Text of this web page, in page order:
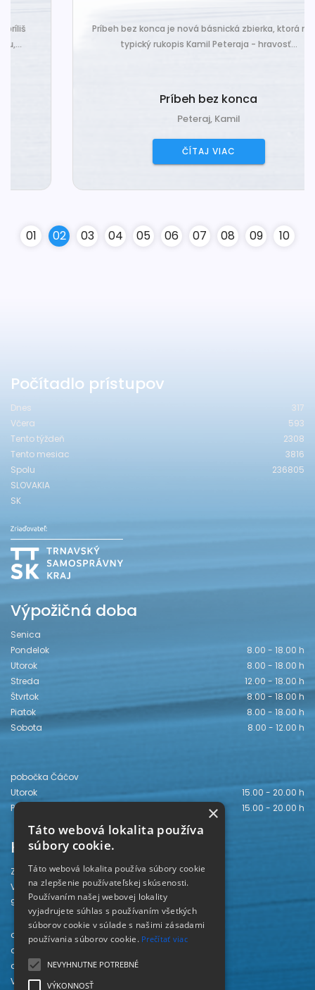
Príbeh bez konca je nová básnická zbierka, ktorá nesie
typický rukopis Kamil Peteraja - hravosť...
Príbeh bez konca
Peteraj, Kamil
ČÍTAJ VIAC
01 02 03 04 05 06 07 08 09 10
Počítadlo prístupov
Dnes
317
Včera
593
Tento týždeň
2308
Tento mesiac
3816
Spolu
236805
SLOVAKIA
SK
Výpožičná doba
Senica
Pondelok
8.00 - 18.00 h
Utorok
8.00 - 18.00 h
Streda
12.00 - 18.00 h
Štvrtok
8.00 - 18.00 h
Piatok
8.00 - 18.00 h
Sobota
8.00 - 12.00 h
pobočka Čáčov
Utorok
15.00 - 20.00 h
Piatok
15.00 - 20.00 h
Kontakt
Záhorská knižnica
Vajanského 28
905 01 Senica
odd. beletrie 034/654 3780
odd. odbornej literatúry 034/651 2710
odd. pre deti a mládež 034/654 6519
Viac kontaktov nájdete
×
Táto webová lokalita používa
súbory cookie.
Táto webová lokalita používa súbory cookie
na zlepšenie používateľskej skúsenosti.
Používaním našej webovej lokality
vyjadrujete súhlas s používaním všetkých
súborov cookie v súlade s našimi zásadami
používania súborov cookie. Prečítať viac
NEVYHNUTNE POTREBNÉ
VÝKONNOSŤ